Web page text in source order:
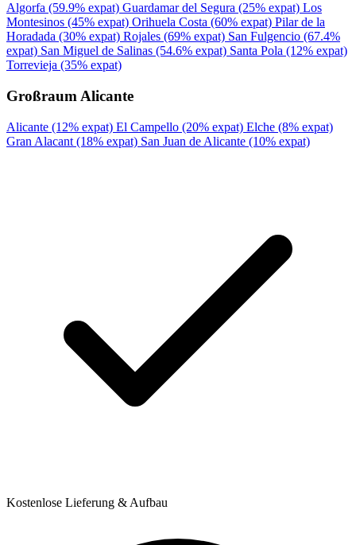
Algorfa (59.9% expat) Guardamar del Segura (25% expat) Los
Montesinos (45% expat) Orihuela Costa (60% expat) Pilar de la
Horadada (30% expat) Rojales (69% expat) San Fulgencio (67.4%
expat) San Miguel de Salinas (54.6% expat) Santa Pola (12% expat)
Torrevieja (35% expat)
Großraum Alicante
Alicante (12% expat) El Campello (20% expat) Elche (8% expat)
Gran Alacant (18% expat) San Juan de Alicante (10% expat)
Kostenlose Lieferung & Aufbau